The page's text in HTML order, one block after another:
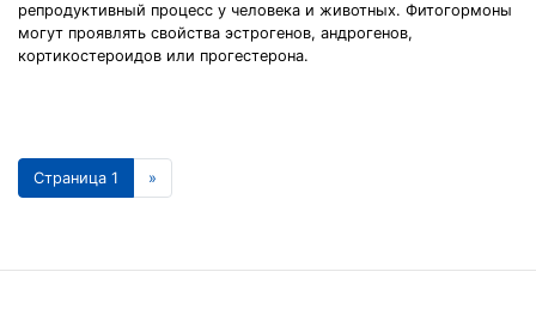
репродуктивный процесс у человека и животных. Фитогормоны
могут проявлять свойства эстрогенов, андрогенов,
кортикостероидов или прогестерона.
Страница 1 »